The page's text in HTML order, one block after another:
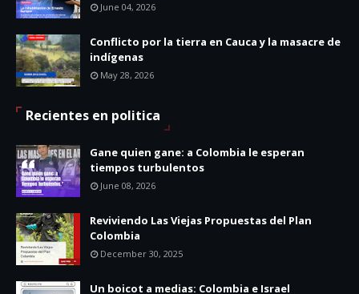
June 04, 2026
Conflicto por la tierra en Cauca y la masacre de
indígenas
May 28, 2026
Recientes en politica
Gane quien gane: a Colombia le esperan
tiempos turbulentos
June 08, 2026
Reviviendo Las Viejas Propuestas del Plan
Colombia
December 30, 2025
Un boicot a medias: Colombia e Israel